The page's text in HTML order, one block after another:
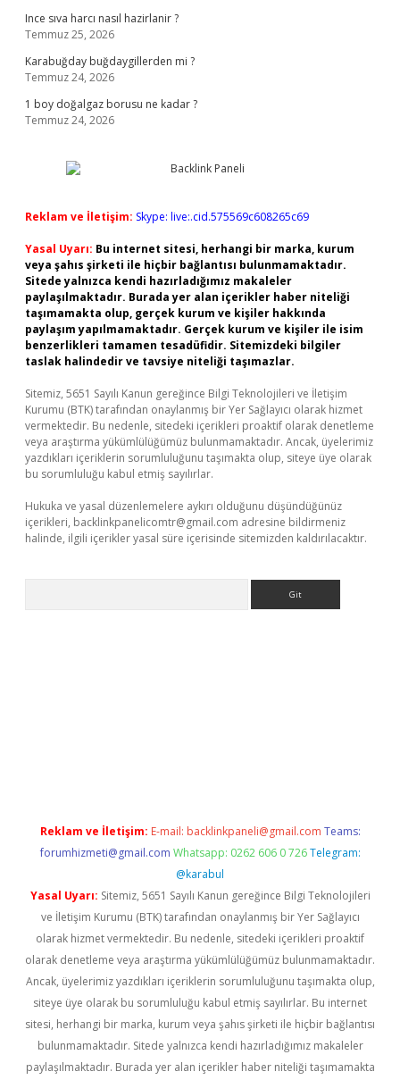
Ince sıva harcı nasıl hazirlanir ?
Temmuz 25, 2026
Karabuğday buğdaygillerden mi ?
Temmuz 24, 2026
1 boy doğalgaz borusu ne kadar ?
Temmuz 24, 2026
Reklam ve İletişim: Skype: live:.cid.575569c608265c69
Yasal Uyarı: Bu internet sitesi, herhangi bir marka, kurum
veya şahıs şirketi ile hiçbir bağlantısı bulunmamaktadır.
Sitede yalnızca kendi hazırladığımız makaleler
paylaşılmaktadır. Burada yer alan içerikler haber niteliği
taşımamakta olup, gerçek kurum ve kişiler hakkında
paylaşım yapılmamaktadır. Gerçek kurum ve kişiler ile isim
benzerlikleri tamamen tesadüfidir. Sitemizdeki bilgiler
taslak halindedir ve tavsiye niteliği taşımazlar.
Sitemiz, 5651 Sayılı Kanun gereğince Bilgi Teknolojileri ve İletişim
Kurumu (BTK) tarafından onaylanmış bir Yer Sağlayıcı olarak hizmet
vermektedir. Bu nedenle, sitedeki içerikleri proaktif olarak denetleme
veya araştırma yükümlülüğümüz bulunmamaktadır. Ancak, üyelerimiz
yazdıkları içeriklerin sorumluluğunu taşımakta olup, siteye üye olarak
bu sorumluluğu kabul etmiş sayılırlar.
Hukuka ve yasal düzenlemelere aykırı olduğunu düşündüğünüz
içerikleri, backlinkpanelicomtr@gmail.com adresine bildirmeniz
halinde, ilgili içerikler yasal süre içerisinde sitemizden kaldırılacaktır.
Reklam ve İletişim: E-mail: backlinkpaneli@gmail.com Teams:
forumhizmeti@gmail.com Whatsapp: 0262 606 0 726 Telegram:
@karabul
Yasal Uyarı: Sitemiz, 5651 Sayılı Kanun gereğince Bilgi Teknolojileri
ve İletişim Kurumu (BTK) tarafından onaylanmış bir Yer Sağlayıcı
olarak hizmet vermektedir. Bu nedenle, sitedeki içerikleri proaktif
olarak denetleme veya araştırma yükümlülüğümüz bulunmamaktadır.
Ancak, üyelerimiz yazdıkları içeriklerin sorumluluğunu taşımakta olup,
siteye üye olarak bu sorumluluğu kabul etmiş sayılırlar. Bu internet
sitesi, herhangi bir marka, kurum veya şahıs şirketi ile hiçbir bağlantısı
bulunmamaktadır. Sitede yalnızca kendi hazırladığımız makaleler
paylaşılmaktadır. Burada yer alan içerikler haber niteliği taşımamakta